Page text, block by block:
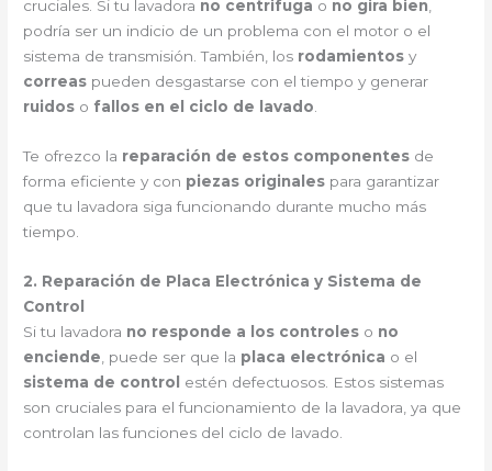
cruciales. Si tu lavadora no centrifuga o no gira bien
podría ser un indicio de un problema con el motor o el
sistema de transmisión. También, los rodamientos y
correas pueden desgastarse con el tiempo y generar
ruidos o fallos en el ciclo de lavado
Te ofrezco la reparación de estos componentes de
forma eficiente y con piezas originales para garantizar
que tu lavadora siga funcionando durante mucho más
tiempo.
2. Reparación de Placa Electrónica y Sistema de
Control
Si tu lavadora no responde a los controles o no
enciende , puede ser que la placa electrónica o el
sistema de control
estén defectuosos. Estos sistemas
son cruciales para el funcionamiento de la lavadora, ya que
controlan las funciones del ciclo de lavado.